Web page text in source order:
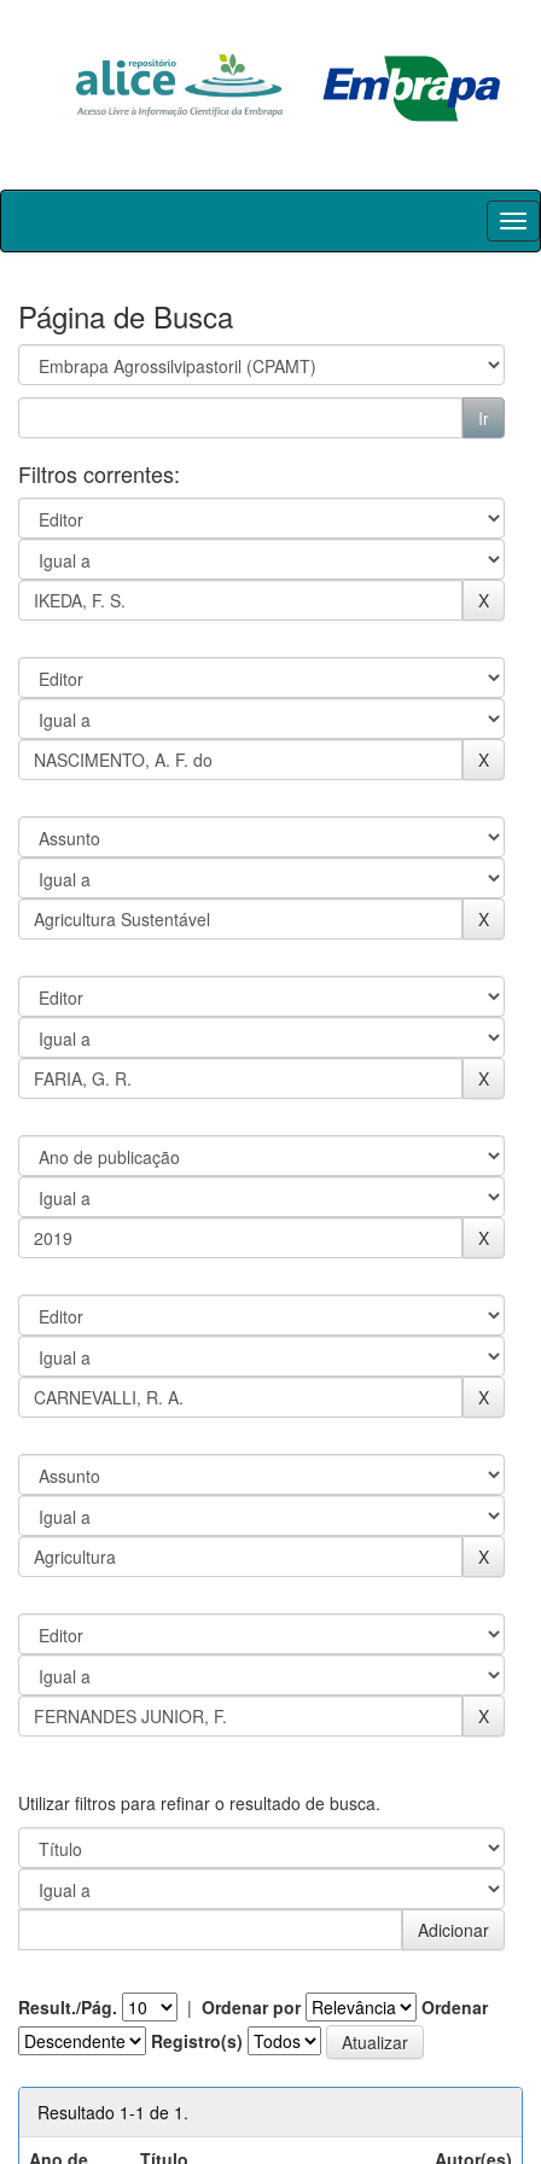
Skip
Página de Busca
Filtros correntes:
Utilizar filtros para refinar o resultado de busca.
Result./Pág. | Ordenar por
Ordenar
Registro(s)
Resultado 1-1 de 1.
Ano de
Título Autor(es)